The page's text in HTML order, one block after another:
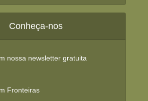
Conheça-nos
nossa newsletter gratuita
Fronteiras